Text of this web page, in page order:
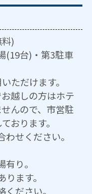
)
(19台)・第3駐車
ただけます。
越しの方はホテ
んので、市営駐
おります。
せください。
り。
ます。
ださい。